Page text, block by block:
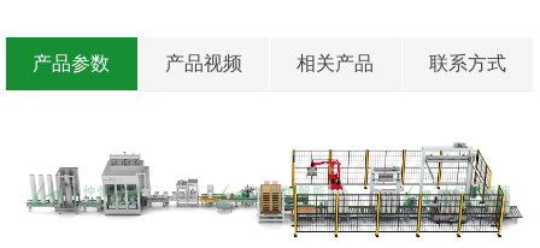
产品参数 产品视频 相关产品 联系方式